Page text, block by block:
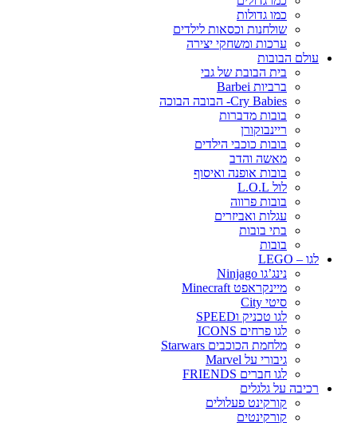
כמו גדולות
שולחנות וכסאות לילדים
ערכות ומשחקי יצירה
עולם הבובות
בית הבובת של גבי
ברביות Barbei
Cry Babies- הבובה הבוכה
בובות מדברות
ריינבוקורן
בובות כוכבי הילדים
מאשה והדב
בובות אופנה ואיסוף
לול L.O.L
בובות פרווה
עגלות ואביזרים
בתי בובות
בובות
לגו – LEGO
נינג’גו Ninjago
מיינקראפט Minecraft
סיטי City
לגו טכניק וSPEED
לגו פרחים ICONS
מלחמת הכוכבים Starwars
גיבורי על Marvel
לגו חברים FRIENDS
רכיבה על גלגלים
קורקינט פעלולים
קורקינטים